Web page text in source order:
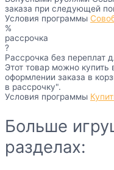
заказа при следующей
Условия программы
%
рассрочка
?
Рассрочка без переплат
Этот товар можно купить
оформлении заказа в
в рассрочку".
Условия программы
Больше
разделах: